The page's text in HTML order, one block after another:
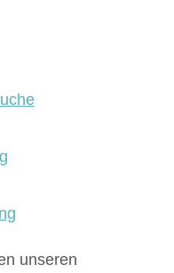
unseren